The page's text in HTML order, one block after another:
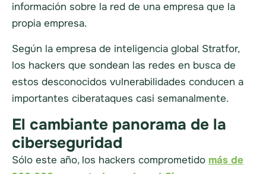
información sobre la red de una empresa que la
propia empresa.
Según la empresa de inteligencia global Stratfor,
los hackers que sondean las redes en busca de
estos desconocidos vulnerabilidades conducen a
importantes ciberataques casi semanalmente.
El cambiante panorama de la
ciberseguridad
Sólo este año, los hackers comprometido más de